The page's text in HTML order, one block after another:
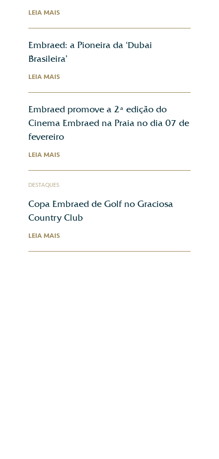
LEIA MAIS
Embraed: a Pioneira da ‘Dubai
Brasileira’
LEIA MAIS
Embraed promove a 2ª edição do
Cinema Embraed na Praia no dia 07 de
fevereiro
LEIA MAIS
DESTAQUES
Copa Embraed de Golf no Graciosa
Country Club
LEIA MAIS